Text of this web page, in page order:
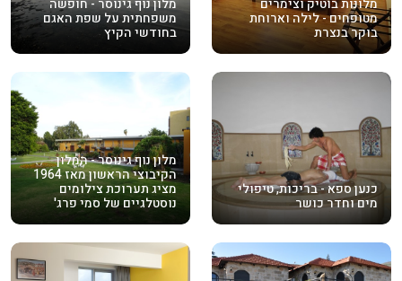
מלונות בוטיק וצימרים
מטופחים - לילה וארוחת
בוקר בנצרת
מלון נוף גינוסר - חופשה
משפחתית על שפת האגם
בחודשי הקיץ
כנען ספא - בריכות, טיפולי
מים וחדר כושר
מלון נוף גינוסר - המלון
הקיבוצי הראשון מאז 1964
מציג תערוכת צילומים
נוסטלגיים של סמי פרג'